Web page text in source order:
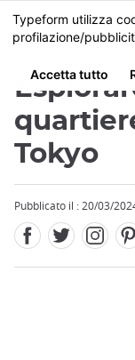
Skip
to
content
MENU
Tokyo
Pubblicato il : 20/03/